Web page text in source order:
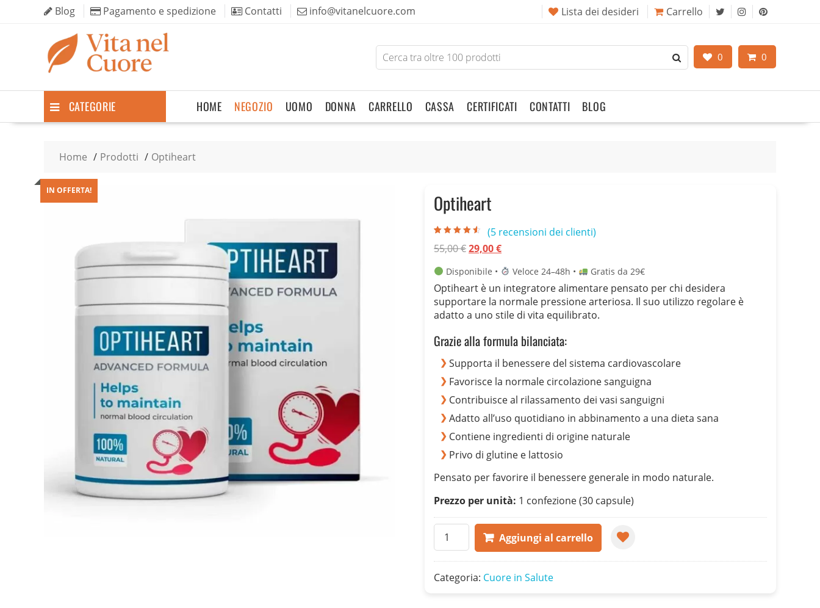
Blog Pagamento e spedizione Contatti info@vitanelcuore.com Lista dei desideri Carrello
0 0
Search
for
CATEGORIE HOME NEGOZIO UOMO DONNA CARRELLO CASSA CERTIFICATI CONTATTI BLOG
Home Prodotti Optiheart
IN OFFERTA!
Optiheart
su 5 su
base di
(5 recensioni dei clienti)
55,00€Il
originale
era:
55,00 €.
29,00€Il
attuale
è:
29,00 €.
Disponibile • Veloce 24–48h • Gratis da 29€
Optiheart è un integratore alimentare pensato per chi desidera
supportare la normale pressione arteriosa. Il suo utilizzo regolare è
adatto a uno stile di vita equilibrato.
Grazie alla formula bilanciata:
Supporta il benessere del sistema cardiovascolare
Favorisce la normale circolazione sanguigna
Contribuisce al rilassamento dei vasi sanguigni
Adatto all’uso quotidiano in abbinamento a una dieta sana
Contiene ingredienti di origine naturale
Privo di glutine e lattosio
Pensato per favorire il benessere generale in modo naturale.
Prezzo per unità: 1 confezione (30 capsule)
Optiheart
quantità
Aggiungi al carrello
Categoria: Cuore in Salute